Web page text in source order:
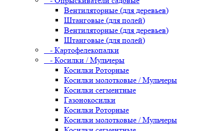
Вентиляторные (для деревьев)
Штанговые (для полей)
Вентиляторные (для деревьев)
Штанговые (для полей)
- Картофелекопалки
- Косилки / Мульчеры
Косилки Роторные
Косилки молотковые / Мульчеры
Косилки сегментные
Газонокосилки
Косилки Роторные
Косилки молотковые / Мульчеры